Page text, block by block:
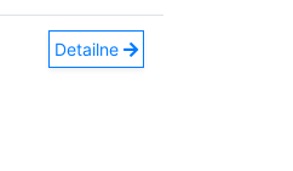
Detailne